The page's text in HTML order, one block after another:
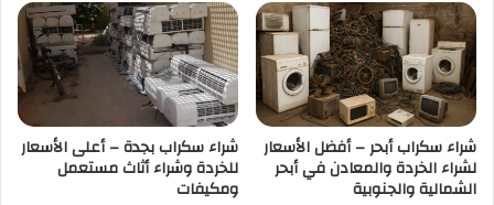
شراء سكراب أبحر – أفضل الأسعار
لشراء الخردة والمعادن في أبحر
الشمالية والجنوبية
شراء سكراب بجدة – أعلى الأسعار
للخردة وشراء أثاث مستعمل
ومكيفات